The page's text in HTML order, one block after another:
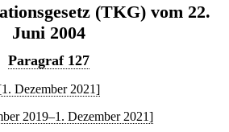
(TKG) vom 22.
Juni 2004
Paragraf 127
Dezember 2021]
2019–1. Dezember 2021]